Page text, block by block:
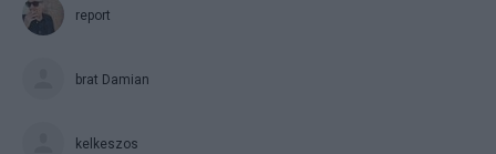
report
brat Damian
kelkeszos